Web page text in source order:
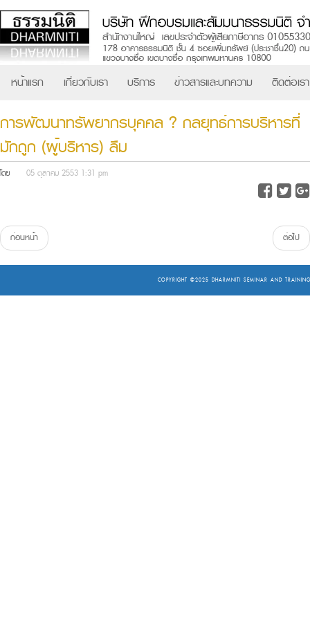
หน้าแรก เกี่ยวกับเรา บริการ ข่าวสารและบทความ ติดต่อเรา
การพัฒนาทรัพยากรบุคคล ? กลยุทธ์การบริหารที่
มักถูก (ผู้บริหาร) ลืม
โดย 05 ตุลาคม 2553 1:31 pm
ก่อนหน้า ต่อไป
COPYRIGHT ©2025 DHARMNITI SEMINAR AND